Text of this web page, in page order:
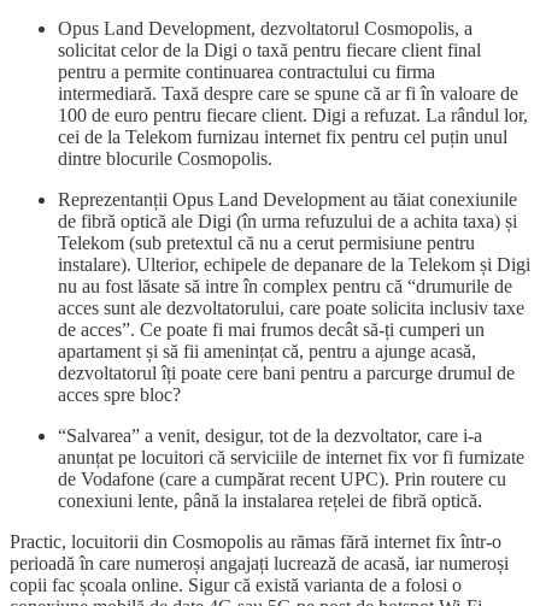
Opus Land Development, dezvoltatorul Cosmopolis, a
solicitat celor de la Digi o taxă pentru fiecare client final
pentru a permite continuarea contractului cu firma
intermediară. Taxă despre care se spune că ar fi în valoare de
100 de euro pentru fiecare client. Digi a refuzat. La rândul lor,
cei de la Telekom furnizau internet fix pentru cel puțin unul
dintre blocurile Cosmopolis.
Reprezentanții Opus Land Development au tăiat conexiunile
de fibră optică ale Digi (în urma refuzului de a achita taxa) și
Telekom (sub pretextul că nu a cerut permisiune pentru
instalare). Ulterior, echipele de depanare de la Telekom și Digi
nu au fost lăsate să intre în complex pentru că “drumurile de
acces sunt ale dezvoltatorului, care poate solicita inclusiv taxe
de acces”. Ce poate fi mai frumos decât să-ți cumperi un
apartament și să fii amenințat că, pentru a ajunge acasă,
dezvoltatorul îți poate cere bani pentru a parcurge drumul de
acces spre bloc?
“Salvarea” a venit, desigur, tot de la dezvoltator, care i-a
anunțat pe locuitori că serviciile de internet fix vor fi furnizate
de Vodafone (care a cumpărat recent UPC). Prin routere cu
conexiuni lente, până la instalarea rețelei de fibră optică.
Practic, locuitorii din Cosmopolis au rămas fără internet fix într-o
perioadă în care numeroși angajați lucrează de acasă, iar numeroși
copii fac școala online. Sigur că există varianta de a folosi o